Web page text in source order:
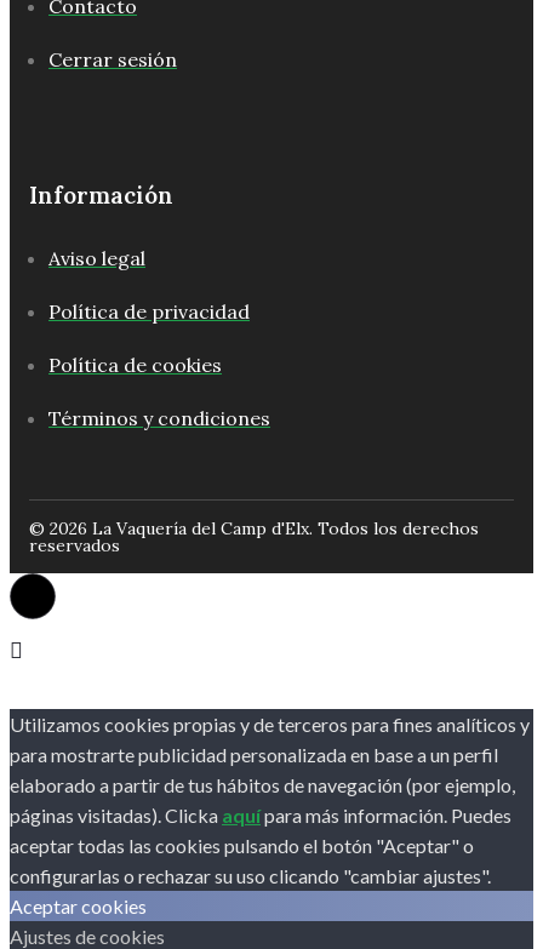
Contacto
Cerrar sesión
Información
Aviso legal
Política de privacidad
Política de cookies
Términos y condiciones
© 2026 La Vaquería del Camp d'Elx. Todos los derechos
reservados
Utilizamos cookies propias y de terceros para fines analíticos y
para mostrarte publicidad personalizada en base a un perfil
elaborado a partir de tus hábitos de navegación (por ejemplo,
páginas visitadas). Clicka aquípara más información. Puedes
aceptar todas las cookies pulsando el botón "Aceptar" o
configurarlas o rechazar su uso clicando "cambiar ajustes".
Aceptar cookies
Ajustes de cookies